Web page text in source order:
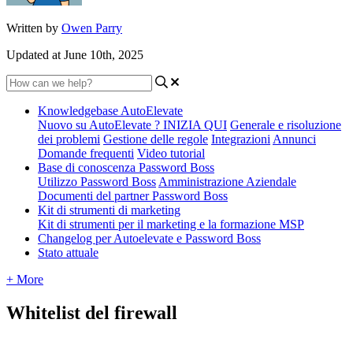
Written by Owen Parry
Updated at June 10th, 2025
Knowledgebase AutoElevate
Nuovo su AutoElevate ? INIZIA QUI Generale e risoluzione
dei problemi Gestione delle regole Integrazioni Annunci
Domande frequenti Video tutorial
Base di conoscenza Password Boss
Utilizzo Password Boss Amministrazione Aziendale
Documenti del partner Password Boss
Kit di strumenti di marketing
Kit di strumenti per il marketing e la formazione MSP
Changelog per Autoelevate e Password Boss
Stato attuale
+ More
Whitelist del firewall